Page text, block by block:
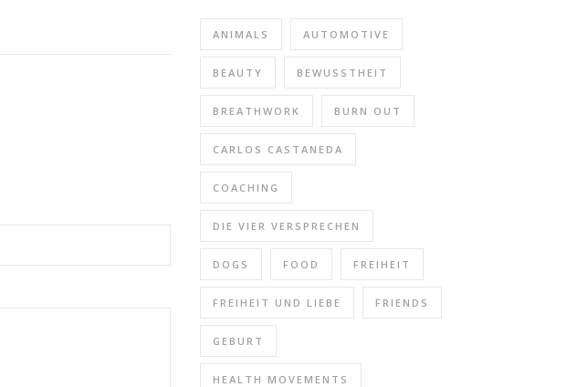
ANIMALS AUTOMOTIVE
BEAUTY BEWUSSTHEIT
BREATHWORK BURN OUT
CARLOS CASTANEDA
COACHING
DIE VIER VERSPRECHEN
DOGS FOOD FREIHEIT
FREIHEIT UND LIEBE FRIENDS
GEBURT
HEALTH MOVEMENTS